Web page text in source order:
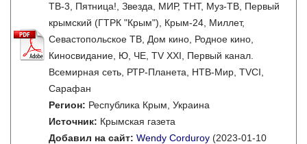
ТВ-3, Пятница!, Звезда, МИР, ТНТ, Муз-ТВ, Первый
крымский (ГТРК "Крым"), Крым-24, Миллет,
Севастопольское ТВ, Дом кино, Родное кино,
Киносвидание, Ю, ЧЕ, TV XXI, Первый канал.
Всемирная сеть, РТР-Планета, НТВ-Мир, TVCI,
Сарафан
Регион: Республика Крым, Украина
Источник: Крымская газета
Добавил на сайт: Wendy Corduroy (2023-01-10